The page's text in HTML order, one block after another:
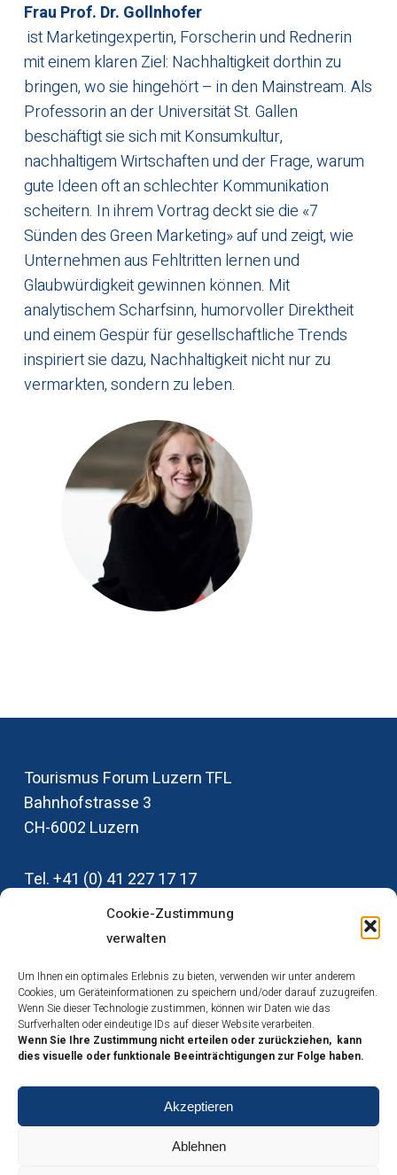
Cookie-Zustimmung
verwalten
Um Ihnen ein optimales Erlebnis zu bieten, verwenden wir unter anderem
Cookies, um Geräteinformationen zu speichern und/oder darauf zuzugreifen.
Wenn Sie dieser Technologie zustimmen, können wir Daten wie das
Surfverhalten oder eindeutige IDs auf dieser Website verarbeiten.
Wenn Sie Ihre Zustimmung nicht erteilen oder zurückziehen, kann
dies visuelle oder funktionale Beeinträchtigungen zur Folge haben.
Akzeptieren
Ablehnen
Frau Prof. Dr. Gollnhofer
ist Marketingexpertin, Forscherin und Rednerin
mit einem klaren Ziel: Nachhaltigkeit dorthin zu
bringen, wo sie hingehört – in den Mainstream. Als
Professorin an der Universität St. Gallen
beschäftigt sie sich mit Konsumkultur,
nachhaltigem Wirtschaften und der Frage, warum
gute Ideen oft an schlechter Kommunikation
scheitern. In ihrem Vortrag deckt sie die «7
Sünden des Green Marketing» auf und zeigt, wie
Unternehmen aus Fehltritten lernen und
Glaubwürdigkeit gewinnen können. Mit
analytischem Scharfsinn, humorvoller Direktheit
und einem Gespür für gesellschaftliche Trends
inspiriert sie dazu, Nachhaltigkeit nicht nur zu
vermarkten, sondern zu leben.
Tourismus Forum Luzern TFL
Bahnhofstrasse 3
CH-6002‭ ‬Luzern
Tel‭. +‬41‭ (‬0‭) ‬41‭ ‬227‭ ‬17‭ ‬17
info@tfl-luzern.ch
Medienstelle TFL
Impressum
Datenschutz
Cookies